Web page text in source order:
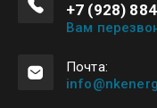
+7 (928)
Вам
Почта: